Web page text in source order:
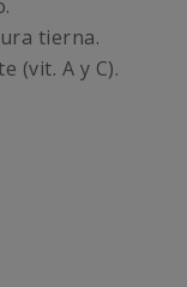
tierna.
(vit. A y C).